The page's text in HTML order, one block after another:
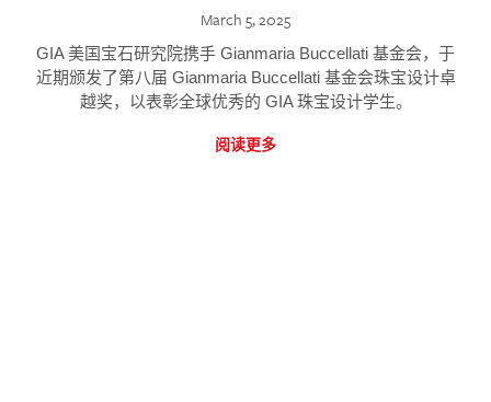
March 5, 2025
GIA 美国宝石研究院携手 Gianmaria Buccellati 基金会，于
近期颁发了第八届 Gianmaria Buccellati 基金会珠宝设计卓
越奖，以表彰全球优秀的 GIA 珠宝设计学生。
阅读更多